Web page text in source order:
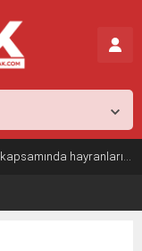
Tuğba Ünal, Dünya Sarılma Günü kapsamında hayranlarıyla buluştu